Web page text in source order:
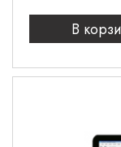
В